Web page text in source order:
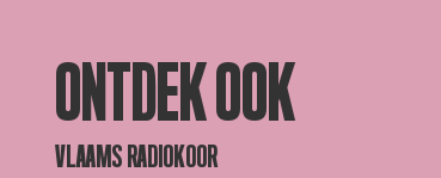
ONTDEK OOK
VLAAMS RADIOKOOR